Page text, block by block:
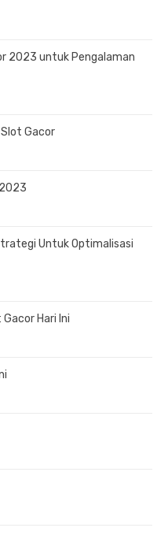
2023 untuk Pengalaman
Slot Gacor
Untuk Optimalisasi
Hari Ini